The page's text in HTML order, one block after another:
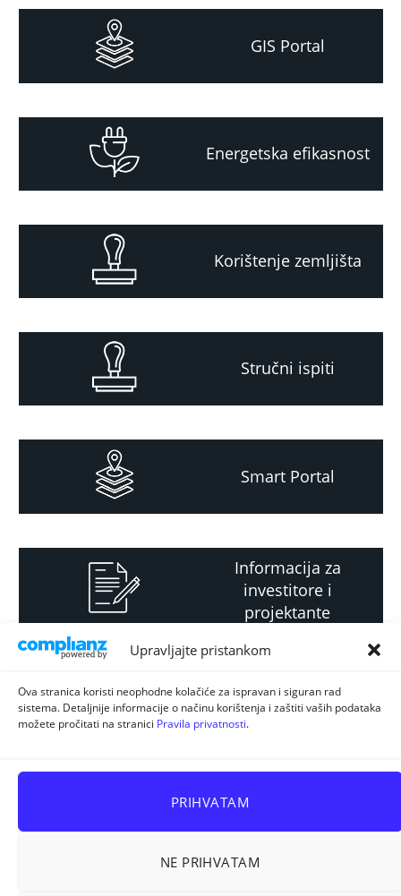
Upravljajte pristankom
Ova stranica koristi neophodne kolačiće za ispravan i siguran rad
sistema. Detaljnije informacije o načinu korištenja i zaštiti vaših podataka
možete pročitati na stranici Pravila privatnosti.
PRIHVATAM
NE PRIHVATAM
GIS Portal
Energetska efikasnost
Korištenje zemljišta
Stručni ispiti
Smart Portal
Informacija za
investitore i
projektante
Strateški i planski
dokument